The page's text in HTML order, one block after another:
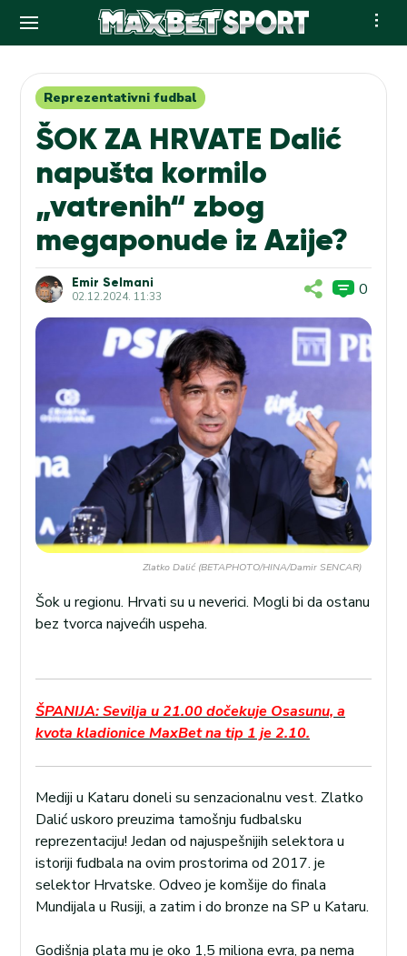
contentReprezentativni fudbal
ŠOK ZA HRVATE Dalić
napušta kormilo
„vatrenih“ zbog
megaponude iz Azije?
Emir Selmani
02.12.2024. 11:33 0
Zlatko Dalić (BETAPHOTO/HINA/Damir SENCAR)
Šok u regionu. Hrvati su u neverici. Mogli bi da ostanu
bez tvorca najvećih uspeha.
ŠPANIJA: Sevilja u 21.00 dočekuje Osasunu, a
kvota kladionice MaxBet na tip 1 je 2.10.
Mediji u Kataru doneli su senzacionalnu vest. Zlatko
Dalić uskoro preuzima tamošnju fudbalsku
reprezentaciju! Jedan od najuspešnijih selektora u
istoriji fudbala na ovim prostorima od 2017. je
selektor Hrvatske. Odveo je komšije do finala
Mundijala u Rusiji, a zatim i do bronze na SP u Kataru.
Godišnja plata mu je oko 1,5 miliona evra, pa nema